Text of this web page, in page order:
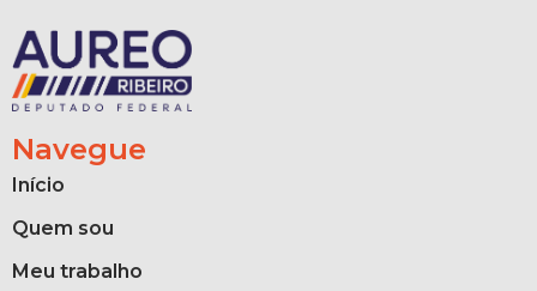
Navegue
Início
Quem sou
Meu trabalho